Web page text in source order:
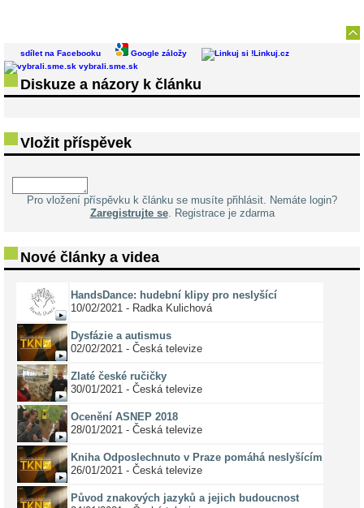
sdílet na Facebooku Google záložy
Linkuj.cz
vybrali.sme.sk
Diskuze a názory k článku
Vložit příspěvek
Pro vložení příspěvku k článku se musíte přihlásit. Nemáte login?
Zaregistrujte se. Registrace je zdarma
Nové články a videa
HandsDance: hudební klipy pro neslyšící
10/02/2021 - Radka Kulichová
Dysfázie a autismus
02/02/2021 - Česká televize
Zlaté české ručičky
30/01/2021 - Česká televize
Ocenění ASNEP 2018
28/01/2021 - Česká televize
Kniha Odposlechnuto v Praze pomáhá neslyšícím
26/01/2021 - Česká televize
Původ znakových jazyků a jejich budoucnost